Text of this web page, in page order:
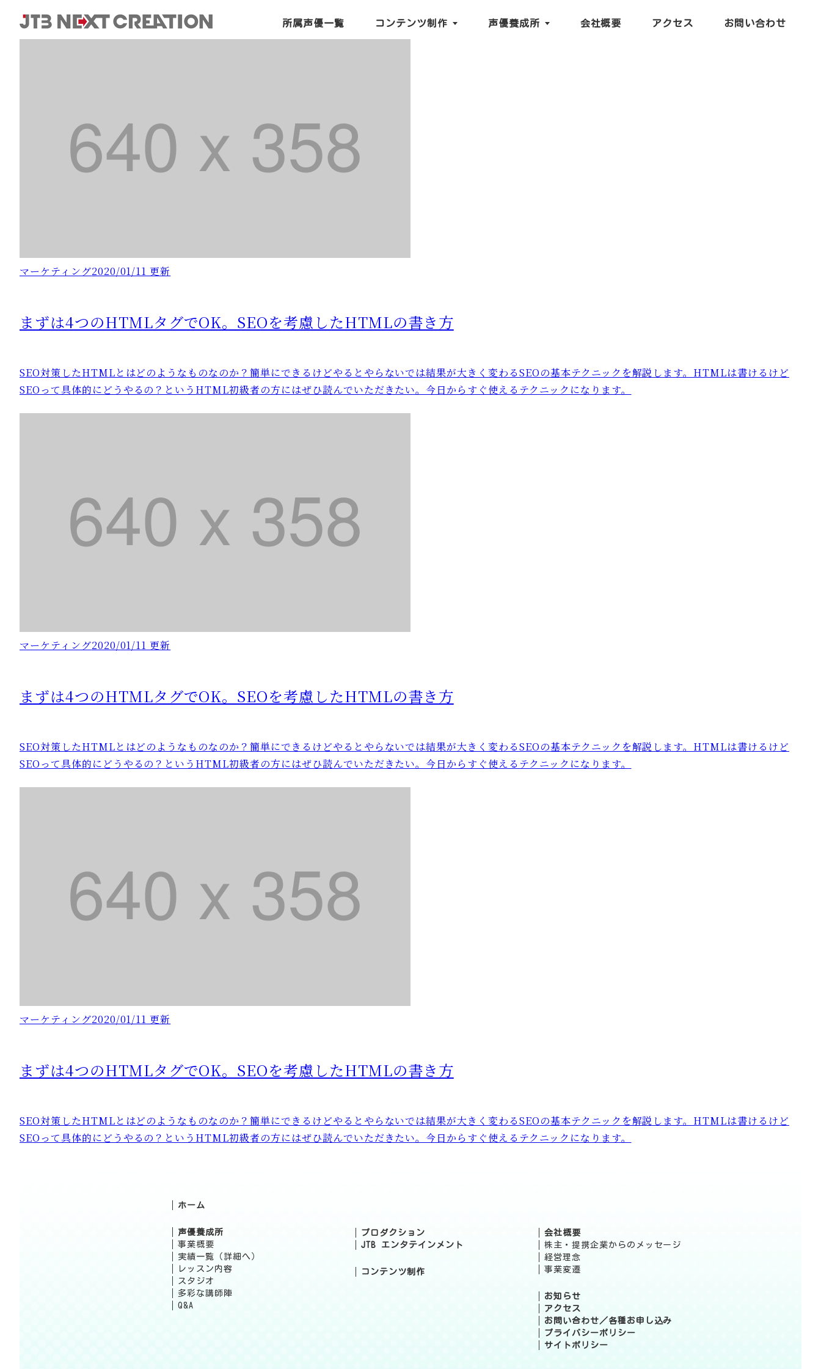
所属声優一覧 コンテンツ制作 声優養成所 会社概要 アクセス お問い合わせ
マーケティング2020/01/11 更新
まずは4つのHTMLタグでOK。SEOを考慮したHTMLの書き方
SEO対策したHTMLとはどのようなものなのか？簡単にできるけどやるとやらないでは結果が大きく変わるSEOの基本テクニックを解説します。HTMLは書けるけど
SEOって具体的にどうやるの？というHTML初級者の方にはぜひ読んでいただきたい。今日からすぐ使えるテクニックになります。
マーケティング2020/01/11 更新
まずは4つのHTMLタグでOK。SEOを考慮したHTMLの書き方
SEO対策したHTMLとはどのようなものなのか？簡単にできるけどやるとやらないでは結果が大きく変わるSEOの基本テクニックを解説します。HTMLは書けるけど
SEOって具体的にどうやるの？というHTML初級者の方にはぜひ読んでいただきたい。今日からすぐ使えるテクニックになります。
マーケティング2020/01/11 更新
まずは4つのHTMLタグでOK。SEOを考慮したHTMLの書き方
SEO対策したHTMLとはどのようなものなのか？簡単にできるけどやるとやらないでは結果が大きく変わるSEOの基本テクニックを解説します。HTMLは書けるけど
SEOって具体的にどうやるの？というHTML初級者の方にはぜひ読んでいただきたい。今日からすぐ使えるテクニックになります。
ホーム
声優養成所
事業概要
実績一覧（詳細へ）
レッスン内容
スタジオ
多彩な講師陣
Q&A
プロダクション
JTB エンタテインメント
コンテンツ制作
会社概要
株主・提携企業からのメッセージ
経営理念
事業変遷
お知らせ
アクセス
お問い合わせ／各種お申し込み
プライバシーポリシー
サイトポリシー